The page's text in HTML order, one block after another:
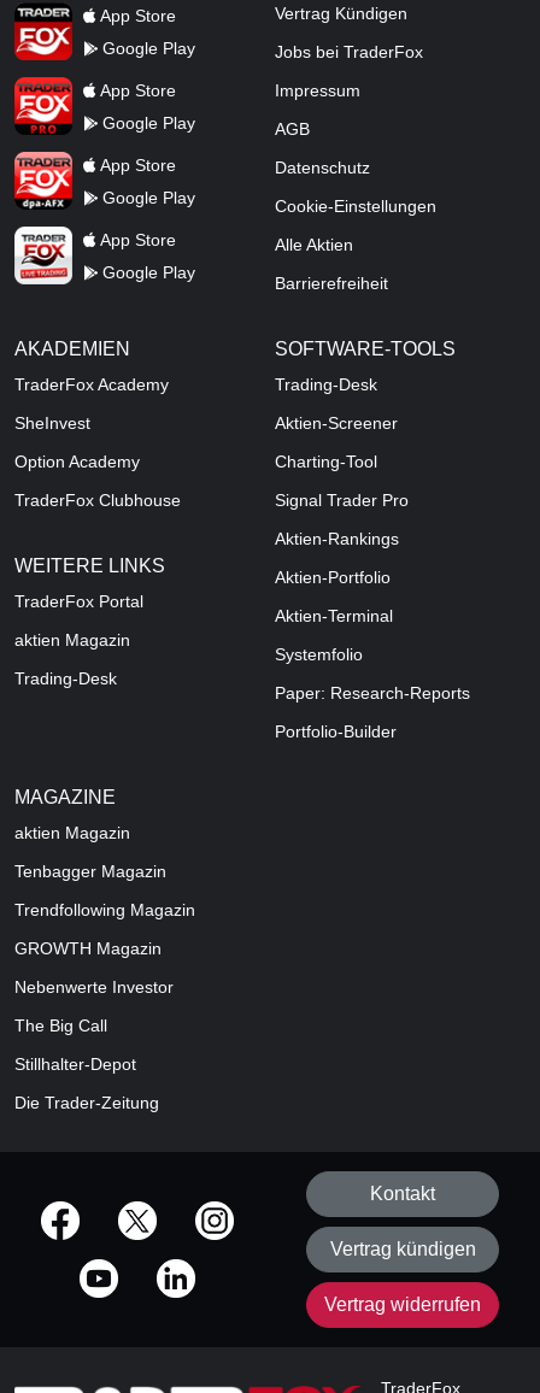
TraderFox AppApp Store
Google Play
TraderFox ProApp Store
Google Play
TraderFox dpa-AFX ProFeed
App Store
Google Play
TraderFox Live Trading
App Store
Google Play
Vertrag Kündigen
Jobs bei TraderFox
Impressum
AGB
Datenschutz
Cookie-Einstellungen
Alle Aktien
Barrierefreiheit
AKADEMIEN
TraderFox Academy
SheInvest
Option Academy
TraderFox Clubhouse
WEITERE LINKS
TraderFox Portal
aktien Magazin
Trading-Desk
SOFTWARE-TOOLS
Trading-Desk
Aktien-Screener
Charting-Tool
Signal Trader Pro
Aktien-Rankings
Aktien-Portfolio
Aktien-Terminal
Systemfolio
Paper: Research-Reports
Portfolio-Builder
MAGAZINE
aktien Magazin
Tenbagger Magazin
Trendfollowing Magazin
GROWTH Magazin
Nebenwerte Investor
The Big Call
Stillhalter-Depot
Die Trader-Zeitung
offizielle Social Media-Accounts
Kontakt
Vertrag kündigen
Vertrag widerrufen
TraderFox